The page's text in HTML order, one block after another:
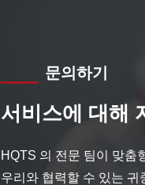
문의하기
서비스에 대해
HQTS 의 전문 팀이 맞춤
우리와 협력할 수 있는